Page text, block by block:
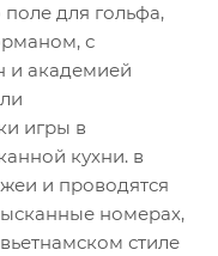
для гольфа,
с
и академией
игры в
кухни. в
и проводятся
номерах,
стиле